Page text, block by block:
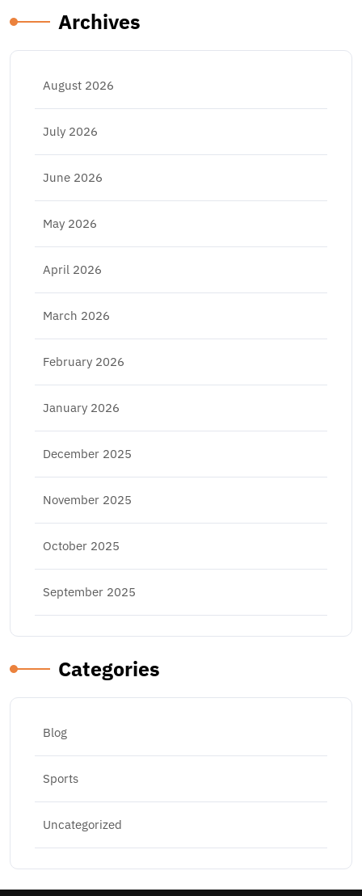
Archives
August 2026
July 2026
June 2026
May 2026
April 2026
March 2026
February 2026
January 2026
December 2025
November 2025
October 2025
September 2025
Categories
Blog
Sports
Uncategorized